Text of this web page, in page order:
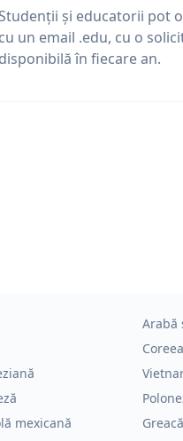
și educatorii pot
cu un email .edu, cu o
disponibilă în fiecare an.
Arabă
mexicană